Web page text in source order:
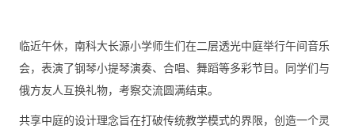
临近午休，南科大长源小学师生们在二层透光中庭举行午间音乐
会，表演了钢琴小提琴演奏、合唱、舞蹈等多彩节目。同学们与
俄方友人互换礼物，考察交流圆满结束。
共享中庭的设计理念旨在打破传统教学模式的界限，创造一个灵